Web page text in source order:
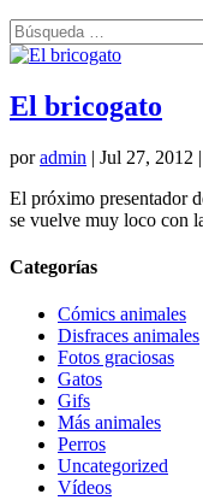
El bricogato
poradmin | Jul 27, 2012 |
El próximo presentador
se vuelve muy loco con
Categorías
Cómics animales
Disfraces animales
Fotos graciosas
Gatos
Gifs
Más animales
Perros
Uncategorized
Vídeos